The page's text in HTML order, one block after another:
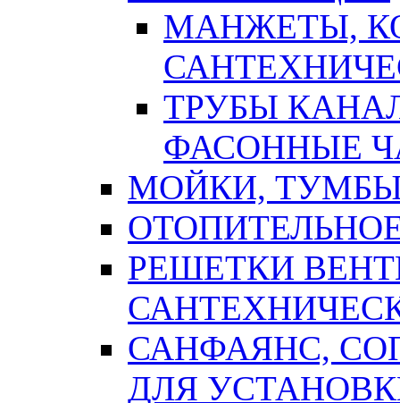
МАНЖЕТЫ,
ТРУБЫ
ФАСОННЫЕ
МОЙКИ,
РЕШЕТКИ
САНФАЯНС,
ДЛЯ